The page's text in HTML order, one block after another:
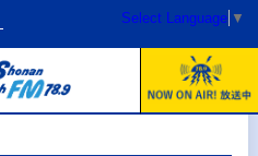
Select Language ▼